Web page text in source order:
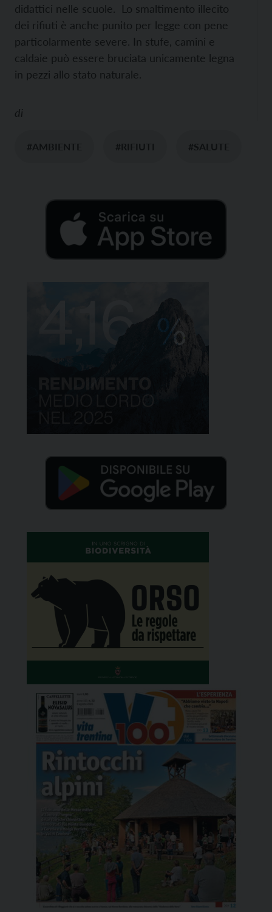
didattici nelle scuole. Lo smaltimento illecito
dei rifiuti è anche punito per legge con pene
particolarmente severe. In stufe, camini e
caldaie può essere bruciata unicamente legna
in pezzi allo stato naturale.
di
#AMBIENTE #RIFIUTI #SALUTE